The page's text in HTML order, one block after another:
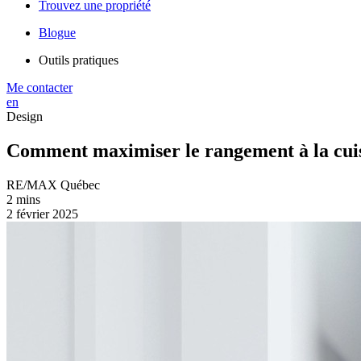
Trouvez une propriété
Blogue
Outils pratiques
Me contacter
en
Design
Comment maximiser le rangement à la
RE/MAX Québec
2 mins
2 février 2025